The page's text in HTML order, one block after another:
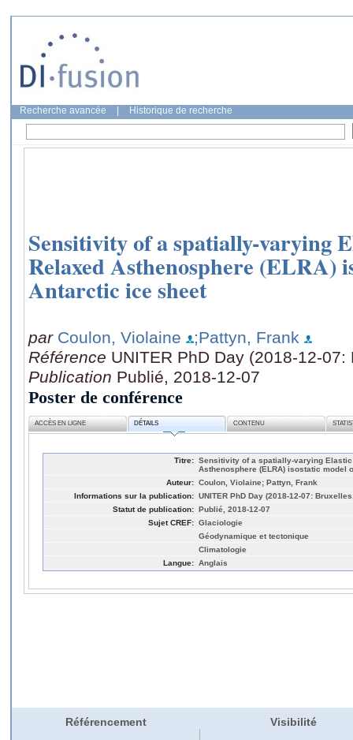
Recherche avancée Historique de recherche
Sensitivity of a spatially-varying
Relaxed Asthenosphere (ELRA)
Antarctic ice sheet
par Coulon, Violaine
;Pattyn, Frank
Référence UNITER PhD Day (2018-12-
Publication Publié, 2018-12-07
Poster de conférence
ACCÈS EN LIGNE DÉTAILS CONTENU
Titre: Sensitivity of a spatially-varying
Asthenosphere (ELRA) isostatic model
Auteur: Coulon, Violaine; Pattyn, Frank
Informations sur la publication: UNITER PhD Day (2018-12-07:
Statut de publication: Publié, 2018-12-07
Sujet CREF: Glaciologie
Géodynamique et tectonique
Climatologie
Langue: Anglais
Référencement Visibilité